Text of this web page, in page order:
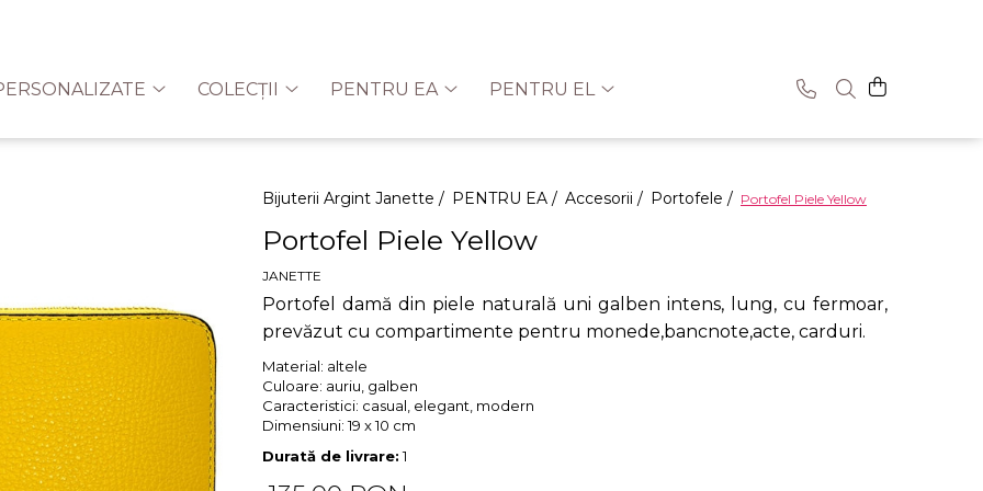
COLECȚII PENTRU EA PENTRU EL
Bijuterii Argint Janette / PENTRU EA / Accesorii / Portofele / Portofel Piele Yellow
Portofel Piele Yellow
JANETTE
Portofel damă din piele naturală uni galben intens, lung, cu fermoar,
prevăzut cu compartimente pentru monede,bancnote,acte, carduri.
Material: altele
Culoare: auriu, galben
Caracteristici: casual, elegant, modern
Dimensiuni:19 x 10 cm
Durată de livrare:1